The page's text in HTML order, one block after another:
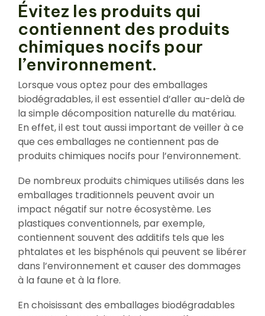
Évitez les produits qui
contiennent des produits
chimiques nocifs pour
l’environnement.
Lorsque vous optez pour des emballages
biodégradables, il est essentiel d’aller au-delà de
la simple décomposition naturelle du matériau.
En effet, il est tout aussi important de veiller à ce
que ces emballages ne contiennent pas de
produits chimiques nocifs pour l’environnement.
De nombreux produits chimiques utilisés dans les
emballages traditionnels peuvent avoir un
impact négatif sur notre écosystème. Les
plastiques conventionnels, par exemple,
contiennent souvent des additifs tels que les
phtalates et les bisphénols qui peuvent se libérer
dans l’environnement et causer des dommages
à la faune et à la flore.
En choisissant des emballages biodégradables